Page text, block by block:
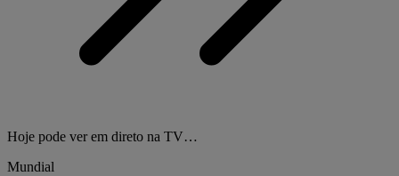
Hoje pode ver em direto na TV…
Mundial